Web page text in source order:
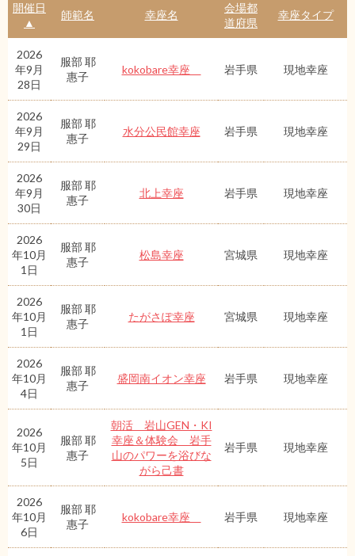
開催日
▲
師範名 幸座名
会場都
道府県
幸座タイプ
2026
年9月
28日
服部 耶
惠子
kokobare幸座 岩手県 現地幸座
2026
年9月
29日
服部 耶
惠子
水分公民館幸座 岩手県 現地幸座
2026
年9月
30日
服部 耶
惠子
北上幸座 岩手県 現地幸座
2026
年10月
1日
服部 耶
惠子
松島幸座 宮城県 現地幸座
2026
年10月
1日
服部 耶
惠子
たがさぽ幸座 宮城県 現地幸座
2026
年10月
4日
服部 耶
惠子
盛岡南イオン幸座 岩手県 現地幸座
2026
年10月
5日
服部 耶
惠子
朝活 岩山GEN・KI
幸座＆体験会 岩手
山のパワーを浴びな
がら己書
岩手県 現地幸座
2026
年10月
6日
服部 耶
惠子
kokobare幸座 岩手県 現地幸座